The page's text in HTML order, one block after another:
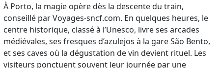
À Porto, la magie opère dès la descente du train,
conseillé par Voyages-sncf.com. En quelques heures, le
centre historique, classé à l’Unesco, livre ses arcades
médiévales, ses fresques d’azulejos à la gare São Bento,
et ses caves où la dégustation de vin devient rituel. Les
visiteurs ponctuent souvent leur journée par une